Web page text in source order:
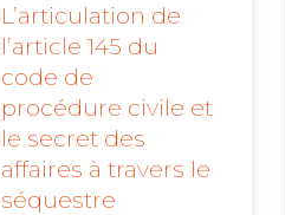
L’articulation de
l’article 145 du
code de
procédure civile et
le secret des
affaires à travers le
séquestre